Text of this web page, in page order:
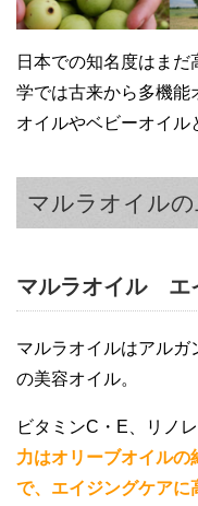
日本での知名度はま
学では古来から多機能
オイルやベビーオイル
マルラオイル
マルラオイル エ
マルラオイルはアルガ
の美容オイル。
ビタミンC・E、リノ
力はオリーブオイルの
で、エイジングケアに